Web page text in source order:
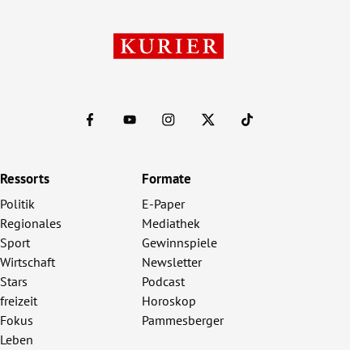
Ressorts
Politik
Regionales
Sport
Wirtschaft
Stars
freizeit
Fokus
Leben
Formate
E-Paper
Mediathek
Gewinnspiele
Newsletter
Podcast
Horoskop
Pammesberger